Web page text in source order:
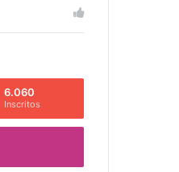
6.060
Inscritos